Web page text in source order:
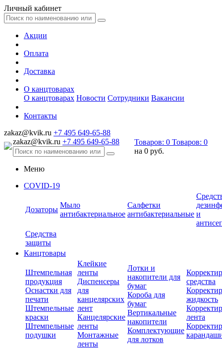
Личный кабинет
Акции
Оплата
Доставка
О канцтоварах
О канцтоварах Новости Сотрудники Вакансии
Контакты
zakaz@kvik.ru +7 495 649-65-88
zakaz@kvik.ru +7 495 649-65-88 Товаров: 0 Товаров: 0
на 0 руб.
Меню
COVID-19
Дозаторы
Мыло
антибактериальное
Салфетки
антибактериальные и
Средства
защиты
Канцтовары
Штемпельная
продукция
Оснастки для
печати
Штемпельные
краски
Штемпельные
подушки
Клейкие
ленты
Диспенсеры
для
канцелярских
лент
Канцелярские
ленты
Монтажные
ленты
Лотки и
накопители для
бумаг
Короба для
бумаг
Вертикальные
накопители
Комплектующие
для лотков
средства
жидкость
лента